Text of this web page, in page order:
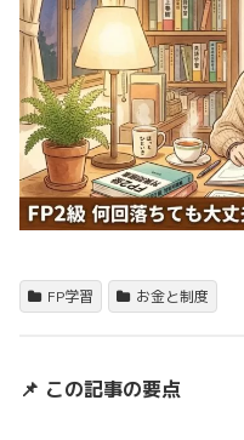
FP学習 お金と制度
📌 この記事の要点